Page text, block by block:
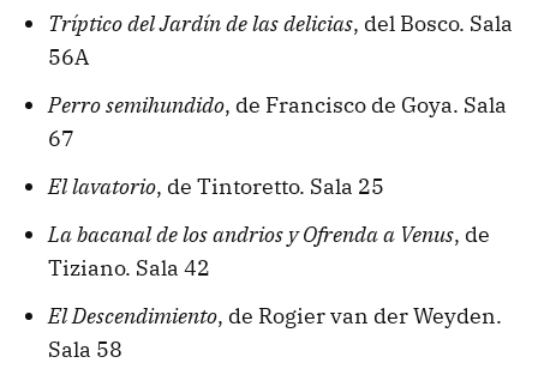
Tríptico del Jardín de las delicias, del Bosco. Sala
56A
Perro semihundido, de Francisco de Goya. Sala
67
El lavatorio, de Tintoretto. Sala 25
La bacanal de los andrios y Ofrenda a Venus, de
Tiziano. Sala 42
El Descendimiento, de Rogier van der Weyden.
Sala 58